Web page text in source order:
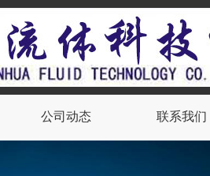
公司动态 联系我们